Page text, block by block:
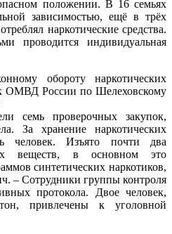
положении. В 16 семьях
зависимостью, ещё в трёх
наркотические средства.
проводится индивидуальная
обороту наркотических
ОМВД России по Шелеховскому
семь проверочных закупок,
За хранение наркотических
человек. Изъято почти два
веществ, в основном это
синтетических наркотиков,
– Сотрудники группы контроля
протокола. Двое человек,
привлечены к уголовной